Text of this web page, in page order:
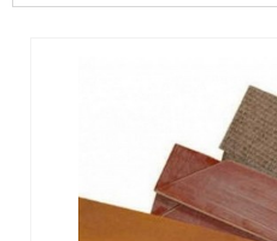
sofisticação,
vedação, com a
da Vital Indústria de
cliente receberá
com responsabilidade